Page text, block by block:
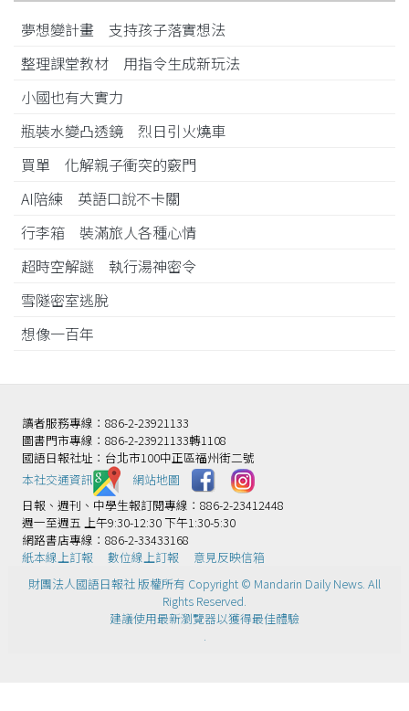
夢想變計畫 支持孩子落實想法
整理課堂教材 用指令生成新玩法
小國也有大實力
瓶裝水變凸透鏡 烈日引火燒車
買單 化解親子衝突的竅門
AI陪練 英語口說不卡關
行李箱 裝滿旅人各種心情
超時空解謎 執行湯神密令
雪隧密室逃脫
想像一百年
讀者服務專線：886-2-23921133
圖書門市專線：886-2-23921133轉1108
國語日報社址：台北市100中正區福州街二號
本社交通資訊️
網站地圖
日報、週刊、中學生報訂閱專線：886-2-23412448
週一至週五 上午9:30-12:30 下午1:30-5:30
網路書店專線：886-2-33433168
紙本線上訂報
數位線上訂報
意見反映信箱
財團法人國語日報社 版權所有 Copyright © Mandarin Daily News. All
Rights Reserved.
建議使用最新瀏覽器以獲得最佳體驗